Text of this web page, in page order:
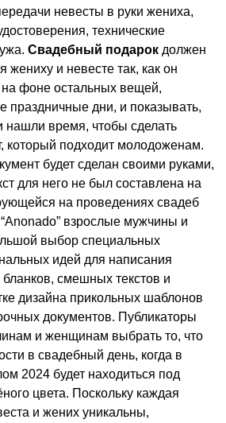
невесты в руки жениха,
технические
Свадебный подарок должен
жениху и невесте так, как он
фоне остальных вещей,
праздничные дни, и показывать,
нашли время, чтобы сделать
который подходит молодоженам.
будет сделан своими руками,
для него не был составлена на
на проведениях свадеб
взрослые мужчины и
выбор специальных
идей для написания
смешных текстов и
дизайна прикольных шаблонов
документов. Публикаторы
и женщинам выбрать то, что
в свадебный день, когда в
2024 будет находиться под
цвета. Поскольку каждая
и жених уникальны,